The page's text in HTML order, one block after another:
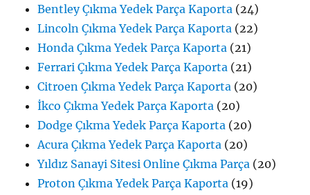
Bentley Çıkma Yedek Parça Kaporta (24)
Lincoln Çıkma Yedek Parça Kaporta (22)
Honda Çıkma Yedek Parça Kaporta (21)
Ferrari Çıkma Yedek Parça Kaporta (21)
Citroen Çıkma Yedek Parça Kaporta (20)
İkco Çıkma Yedek Parça Kaporta (20)
Dodge Çıkma Yedek Parça Kaporta (20)
Acura Çıkma Yedek Parça Kaporta (20)
Yıldız Sanayi Sitesi Online Çıkma Parça (20)
Proton Çıkma Yedek Parça Kaporta (19)